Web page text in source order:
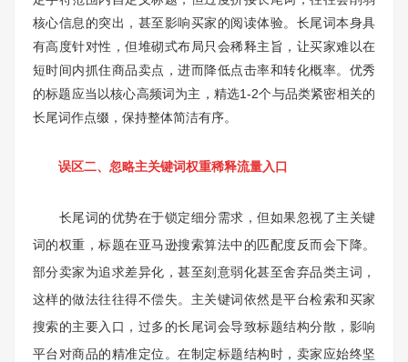
核心信息的突出，甚至影响买家的阅读体验。长尾词本身具
有高度针对性，但堆砌式布局只会稀释主旨，让买家难以在
短时间内抓住商品卖点，进而降低点击率和转化概率。优秀
的标题应当以核心高频词为主，精选1-2个与品类紧密相关的
长尾词作点缀，保持整体简洁有序。
误区二、忽略主关键词权重稀释流量入口
长尾词的优势在于锁定细分需求，但如果忽视了主关键
词的权重，标题在亚马逊搜索算法中的匹配度反而会下降。
部分卖家为追求差异化，甚至刻意弱化甚至舍弃品类主词，
这样的做法往往得不偿失。主关键词依然是平台检索和买家
搜索的主要入口，过多的长尾词会导致标题结构分散，影响
平台对商品的精准定位。在制定标题结构时，卖家应始终坚